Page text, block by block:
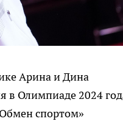
Арина и Дина
в Олимпиаде 2024
спортом»